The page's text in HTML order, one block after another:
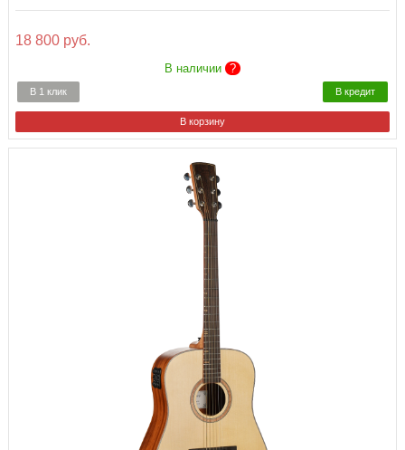
18 800 руб.
В наличии ?
В 1 клик В кредит